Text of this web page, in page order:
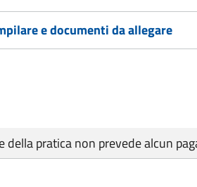
e documenti da allegare
della pratica non prevede alcun